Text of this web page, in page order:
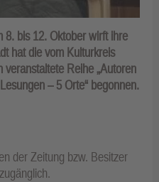
8. bis 12. Oktober wirft ihre
hat die vom Kulturkreis
veranstaltete Reihe „Autoren
– 5 Orte“ begonnen.
der Zeitung bzw. Besitzer